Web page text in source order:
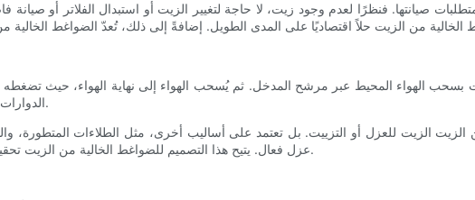
صيانتها. فنظرًا لعدم وجود زيت، لا حاجة لتغيير الزيت أو استبدال الفلاتر أو
بسحب الهواء المحيط عبر مرشح المدخل. ثم يُسحب الهواء إلى نهاية الهواء، حيث
الدوارات، يُضغط الهواء ويُفرّغ عبر صمام المخرج كهواء مضغوط عالي الضغط.
الزيت للعزل أو التزييت. بل تعتمد على أساليب أخرى، مثل الطلاءات المتطورة،
عزل فعال. يتيح هذا التصميم للضواغط الخالية من الزيت تحقيق نفس مستوى أداء ضواغط الزيت المحقونة دون الحاجة إلى الزيت.